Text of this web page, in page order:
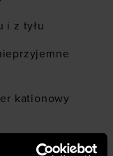
i z tyłu
kationowy